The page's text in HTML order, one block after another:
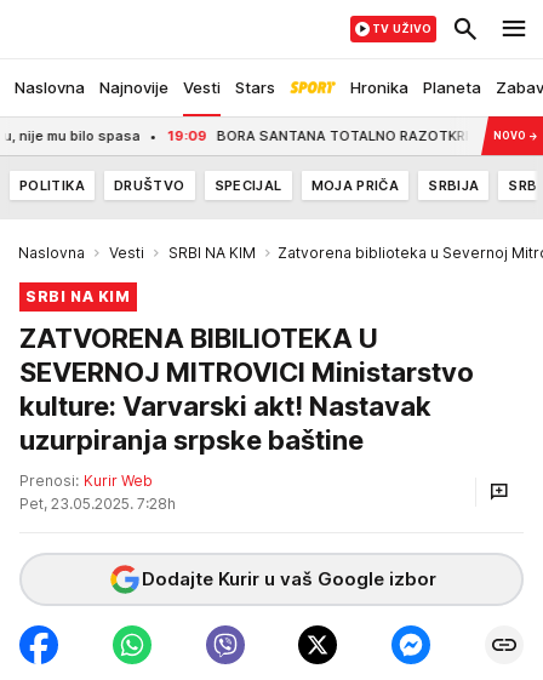
Naslovna Najnovije Vesti Stars Hronika Planeta
TV UŽIVO
bilo spasa 19:09 BORA SANTANA TOTALNO RAZOTKRIVEN! NOVO →
POLITIKA DRUŠTVO SPECIJAL MOJA PRIČA SRBIJA
Naslovna Vesti SRBI NA KIM Zatvorena biblioteka u Severnoj
SRBI NA KIM
ZATVORENA BIBILIOTEKA U
SEVERNOJ MITROVICI Ministarstvo
kulture: Varvarski akt! Nastavak
uzurpiranja srpske baštine
Prenosi: Kurir Web
Pet, 23.05.2025. 7:28h
Dodajte Kurir u vaš Google izbor